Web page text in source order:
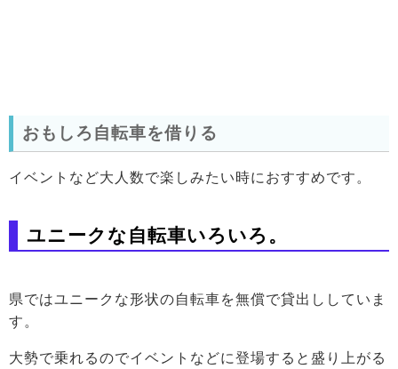
おもしろ自転車を借りる
イベントなど大人数で楽しみたい時におすすめです。
ユニークな自転車いろいろ。
県ではユニークな形状の自転車を無償で貸出ししていま
す。
大勢で乗れるのでイベントなどに登場すると盛り上がる